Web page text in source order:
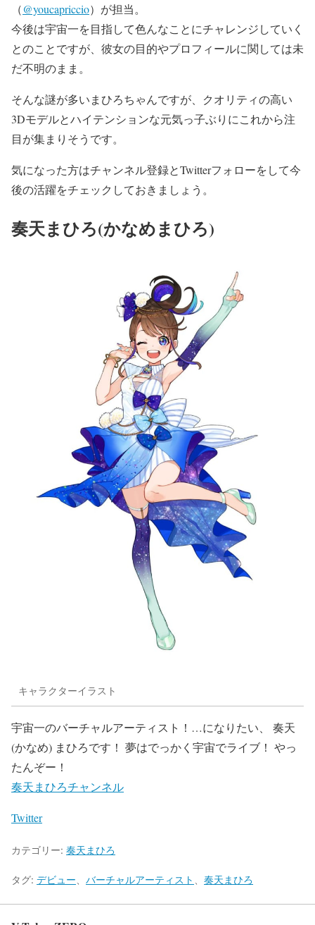
（@youcapriccio）が担当。
今後は宇宙一を目指して色んなことにチャレンジしていく
とのことですが、彼女の目的やプロフィールに関しては未
だ不明のまま。
そんな謎が多いまひろちゃんですが、クオリティの高い
3Dモデルとハイテンションな元気っ子ぶりにこれから注
目が集まりそうです。
気になった方はチャンネル登録とTwitterフォローをして今
後の活躍をチェックしておきましょう。
奏天まひろ(かなめまひろ)
キャラクターイラスト
宇宙一のバーチャルアーティスト！…になりたい、 奏天
(かなめ) まひろです！ 夢はでっかく宇宙でライブ！ やっ
たんぞー！
奏天まひろチャンネル
Twitter
カテゴリー: 奏天まひろ
タグ: デビュー バーチャルアーティスト 奏天まひろ